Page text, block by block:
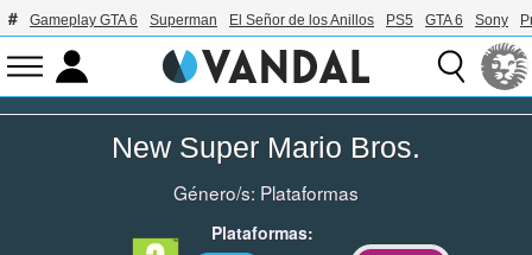
Gameplay GTA 6 Superman El Señor de los Anillos PS5 GTA 6 Sony
New Super Mario Bros.
Género/s: Plataformas
Plataformas: